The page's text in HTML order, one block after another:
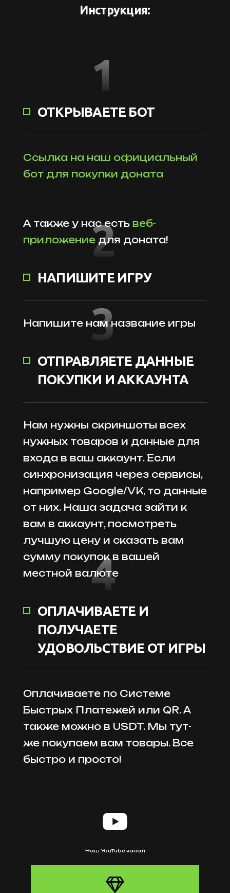
Инструкция:
ОТКРЫВАЕТЕ БОТ
Ссылка на наш официальный
бот для покупки доната
А также у нас есть веб-
приложение для доната!
1
НАПИШИТЕ ИГРУ
Напишите нам название игры
2
ОТПРАВЛЯЕТЕ ДАННЫЕ
ПОКУПКИ И АККАУНТА
Нам нужны скриншоты всех
нужных товаров и данные для
входа в ваш аккаунт. Если
синхронизация через сервисы,
например Google/VK, то данные
от них. Наша задача зайти к
вам в аккаунт, посмотреть
лучшую цену и сказать вам
сумму покупок в вашей
местной валюте
3
ОПЛАЧИВАЕТЕ И
ПОЛУЧАЕТЕ
УДОВОЛЬСТВИЕ ОТ ИГРЫ
Оплачиваете по Системе
Быстрых Платежей или QR. А
также можно в USDT. Мы тут-
же покупаем вам товары. Все
быстро и просто!
4
Наш YouTube канал